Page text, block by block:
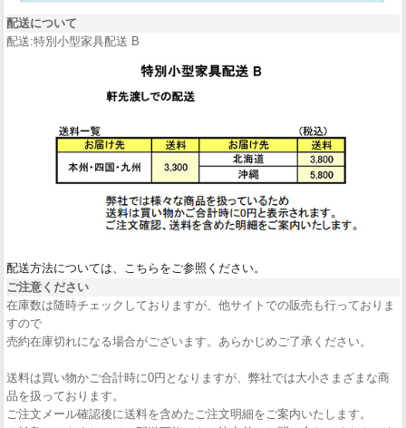
配送について
配送:特別小型家具配送 B
配送方法については、こちらをご参照ください。
ご注意ください
在庫数は随時チェックしておりますが、他サイトでの販売も行っておりま
すので
売約在庫切れになる場合がございます。あらかじめご了承ください。
送料は買い物かご合計時に0円となりますが、弊社では大小さまざまな商
品を扱っております。
ご注文メール確認後に送料を含めたご注文明細をご案内いたします。